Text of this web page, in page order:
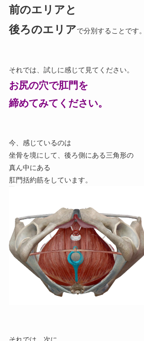
前のエリアと
後ろのエリアで分別することです。
それでは、試しに感じて見てください。
お尻の穴で肛門を
締めてみてください。
今、感じているのは
坐骨を境にして、後ろ側にある三角形の
真ん中にある
肛門括約筋をしています。
それでは、次に